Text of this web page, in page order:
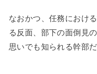
なおかつ、任務におけ
る反面、部下の面倒見
思いでも知られる幹部だ